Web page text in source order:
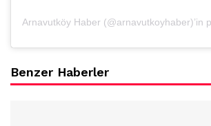
Benzer Haberler